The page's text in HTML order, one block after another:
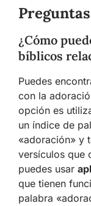
¿Cómo
bíblicos
Puedes
con la
opción es
un índice de
«adoración» y
versículos que
puedes usar
que tienen
palabra